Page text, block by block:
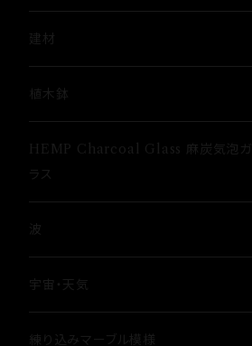
ゴブレット〜Goblet〜
ショットグラス〜Shot Glass
ワイングラス~Wine Glass
フリーグラス〜FREEEE
建材
植木鉢
HEMP Charcoal Glass 麻炭気泡ガ
ラス
波
宇宙・天気
練り込みマーブル模様